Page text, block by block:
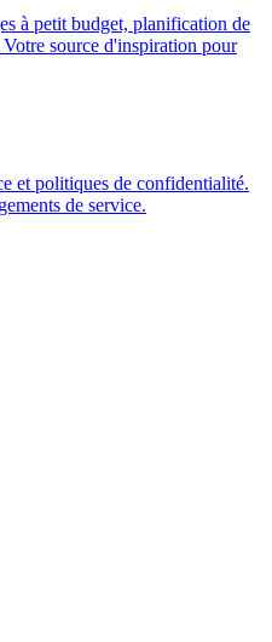
à petit budget, planification de
source d'inspiration pour
et politiques de confidentialité.
de service.